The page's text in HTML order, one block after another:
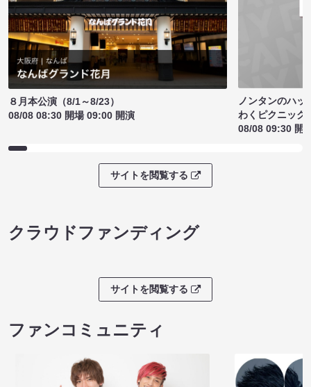
８月本公演（8/1～8/23）
08/08 08:30 開場 09:00 開演
ノンタンのハッ
わくピクニック
08/08 09:30 開
サイトを閲覧する
クラウドファンディング
サイトを閲覧する
ファンコミュニティ